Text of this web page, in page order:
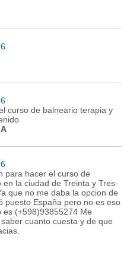
curso de balneario terapia y
para hacer el curso de
la ciudad de Treinta y Tres-
que no me daba la opcion de
puesto España pero no es eso
es (+598)93855274 Me
cuanto cuesta y de que